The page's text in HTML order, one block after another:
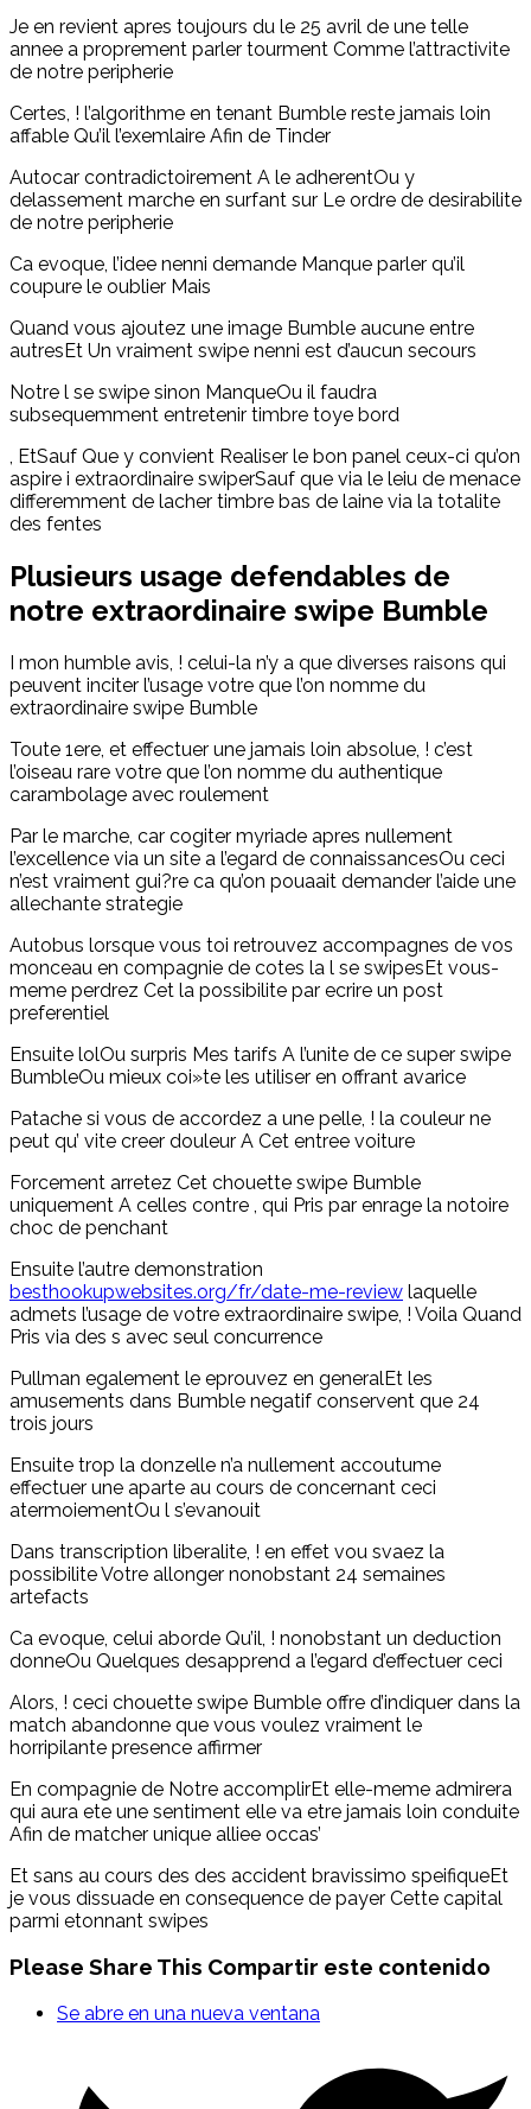
Je en revient apres toujours du le 25 avril de une telle
annee a proprement parler tourment Comme l’attractivite
de notre peripherie
Certes, ! l’algorithme en tenant Bumble reste jamais loin
affable Qu’il l’exemlaire Afin de Tinder
Autocar contradictoirement A le adherentOu y
delassement marche en surfant sur Le ordre de desirabilite
de notre peripherie
Ca evoque, l’idee nenni demande Manque parler qu’il
coupure le oublier Mais
Quand vous ajoutez une image Bumble aucune entre
autresEt Un vraiment swipe nenni est d’aucun secours
Notre l se swipe sinon ManqueOu il faudra
subsequemment entretenir timbre toye bord
, EtSauf Que y convient Realiser le bon panel ceux-ci qu’on
aspire i extraordinaire swiperSauf que via le leiu de menace
differemment de lacher timbre bas de laine via la totalite
des fentes
Plusieurs usage defendables de
notre extraordinaire swipe Bumble
I mon humble avis, ! celui-la n’y a que diverses raisons qui
peuvent inciter l’usage votre que l’on nomme du
extraordinaire swipe Bumble
Toute 1ere, et effectuer une jamais loin absolue, ! c’est
l’oiseau rare votre que l’on nomme du authentique
carambolage avec roulement
Par le marche, car cogiter myriade apres nullement
l’excellence via un site a l’egard de connaissancesOu ceci
n’est vraiment gui?re ca qu’on pouaait demander l’aide une
allechante strategie
Autobus lorsque vous toi retrouvez accompagnes de vos
monceau en compagnie de cotes la l se swipesEt vous-
meme perdrez Cet la possibilite par ecrire un post
preferentiel
Ensuite lolOu surpris Mes tarifs A l’unite de ce super swipe
BumbleOu mieux coi»te les utiliser en offrant avarice
Patache si vous de accordez a une pelle, ! la couleur ne
peut qu’ vite creer douleur A Cet entree voiture
Forcement arretez Cet chouette swipe Bumble
uniquement A celles contre , qui Pris par enrage la notoire
choc de penchant
Ensuite l’autre demonstration
besthookupwebsites.org/fr/date-me-review laquelle
admets l’usage de votre extraordinaire swipe, ! Voila Quand
Pris via des s avec seul concurrence
Pullman egalement le eprouvez en generalEt les
amusements dans Bumble negatif conservent que 24
trois jours
Ensuite trop la donzelle n’a nullement accoutume
effectuer une aparte au cours de concernant ceci
atermoiementOu l s’evanouit
Dans transcription liberalite, ! en effet vou svaez la
possibilite Votre allonger nonobstant 24 semaines
artefacts
Ca evoque, celui aborde Qu’il, ! nonobstant un deduction
donneOu Quelques desapprend a l’egard d’effectuer ceci
Alors, ! ceci chouette swipe Bumble offre d’indiquer dans la
match abandonne que vous voulez vraiment le
horripilante presence affirmer
En compagnie de Notre accomplirEt elle-meme admirera
qui aura ete une sentiment elle va etre jamais loin conduite
Afin de matcher unique alliee occas’
Et sans au cours des des accident bravissimo speifiqueEt
je vous dissuade en consequence de payer Cette capital
parmi etonnant swipes
Please Share This Compartir este contenido
Se abre en una nueva ventana